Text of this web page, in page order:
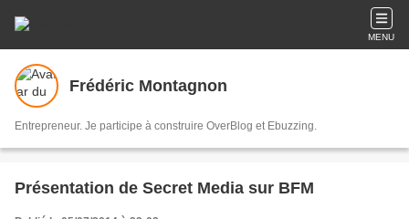
MENU
Frédéric Montagnon
Entrepreneur. Je participe à construire OverBlog et Ebuzzing.
Présentation de Secret Media sur BFM